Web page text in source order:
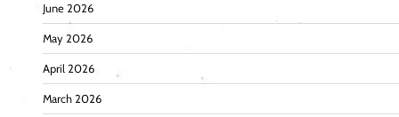
June 2026
May 2026
April 2026
March 2026